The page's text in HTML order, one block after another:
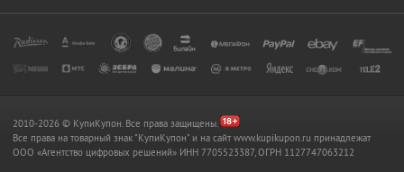
2010-2026 © КупиКупон. Все права защищены.
Все права на товарный знак "КупиКупон" и на сайт www.kupikupon.ru принадлежат
OOO «Агентство цифровых решений» ИНН 7705523387, ОГРН 1127747063212